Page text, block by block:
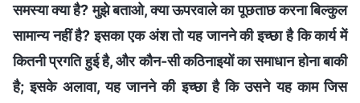
समस्या क्या है? मुझे बताओ, क्या ऊपरवाले का पूछताछ करना बिल्कुल
सामान्य नहीं है? इसका एक अंश तो यह जानने की इच्छा है कि कार्य में
कितनी प्रगति हुई है, और कौन-सी कठिनाइयों का समाधान होना बाकी
है; इसके अलावा, यह जानने की इच्छा है कि उसने यह काम जिस